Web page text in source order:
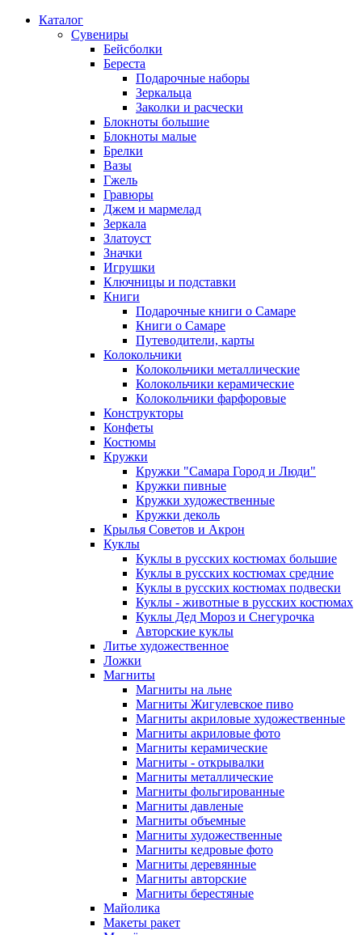
Каталог
Сувениры
Бейсболки
Береста
Подарочные наборы
Зеркальца
Заколки и расчески
Блокноты большие
Блокноты малые
Брелки
Вазы
Гжель
Гравюры
Джем и мармелад
Зеркала
Златоуст
Значки
Игрушки
Ключницы и подставки
Книги
Подарочные книги о Самаре
Книги о Самаре
Путеводители, карты
Колокольчики
Колокольчики металлические
Колокольчики керамические
Колокольчики фарфоровые
Конструкторы
Конфеты
Костюмы
Кружки
Кружки "Самара Город и Люди"
Кружки пивные
Кружки художественные
Кружки деколь
Крылья Советов и Акрон
Куклы
Куклы в русских костюмах большие
Куклы в русских костюмах средние
Куклы в русских костюмах подвески
Куклы - животные в русских костюмах
Куклы Дед Мороз и Снегурочка
Авторские куклы
Литье художественное
Ложки
Магниты
Магниты на льне
Магниты Жигулевское пиво
Магниты акриловые художественные
Магниты акриловые фото
Магниты керамические
Магниты - открывалки
Магниты металлические
Магниты фольгированные
Магниты давленые
Магниты объемные
Магниты художественные
Магниты кедровые фото
Магниты деревянные
Магниты авторские
Магниты берестяные
Майолика
Макеты ракет